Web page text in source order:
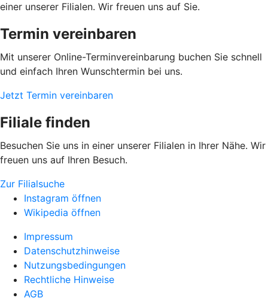
einer unserer Filialen. Wir freuen uns auf Sie.
Termin vereinbaren
Mit unserer Online-Terminvereinbarung buchen Sie schnell
und einfach Ihren Wunschtermin bei uns.
Jetzt Termin vereinbaren
Filiale finden
Besuchen Sie uns in einer unserer Filialen in Ihrer Nähe. Wir
freuen uns auf Ihren Besuch.
Zur Filialsuche
Instagram öffnen
Wikipedia öffnen
Impressum
Datenschutzhinweise
Nutzungsbedingungen
Rechtliche Hinweise
AGB